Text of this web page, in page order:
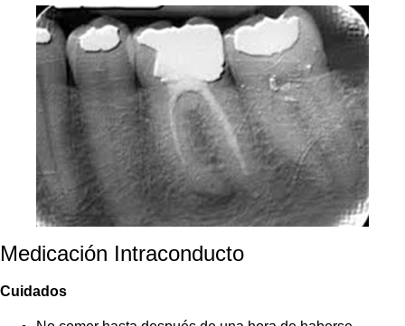
Medicación Intraconducto
Cuidados